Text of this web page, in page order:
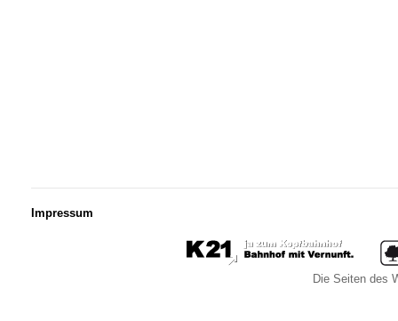
Impressum
Die Seiten des